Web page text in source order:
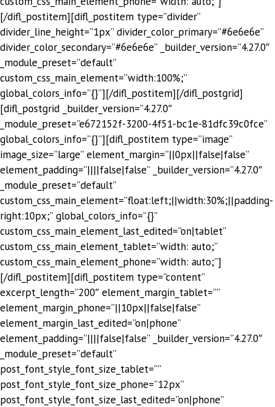
[/difl_postitem][difl_postitem type=”divider”
divider_line_height=”1px” divider_color_primary=”#6e6e6e”
divider_color_secondary=”#6e6e6e” _builder_version=”4.27.0″
_module_preset=”default”
custom_css_main_element=”width:100%;”
global_colors_info=”{}”][/difl_postitem][/difl_postgrid]
[difl_postgrid _builder_version=”4.27.0″
_module_preset=”e672152f-3200-4f51-bc1e-81dfc39c0fce”
global_colors_info=”{}”][difl_postitem type=”image”
image_size=”large” element_margin=”||0px||false|false”
element_padding=”||||false|false” _builder_version=”4.27.0″
_module_preset=”default”
custom_css_main_element=”float:left;||width:30%;||padding-
right:10px;” global_colors_info=”{}”
custom_css_main_element_last_edited=”on|tablet”
custom_css_main_element_tablet=”width: auto;”
custom_css_main_element_phone=”width: auto;”]
[/difl_postitem][difl_postitem type=”content”
excerpt_length=”200″ element_margin_tablet=””
element_margin_phone=”||10px||false|false”
element_margin_last_edited=”on|phone”
element_padding=”||||false|false” _builder_version=”4.27.0″
_module_preset=”default”
post_font_style_font_size_tablet=””
post_font_style_font_size_phone=”12px”
post_font_style_font_size_last_edited=”on|phone”